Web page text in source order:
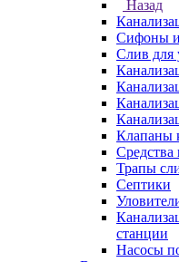
Назад
Сифоны и
Слив для
Клапаны
Средства
Трапы
Септики
станции
Насосы